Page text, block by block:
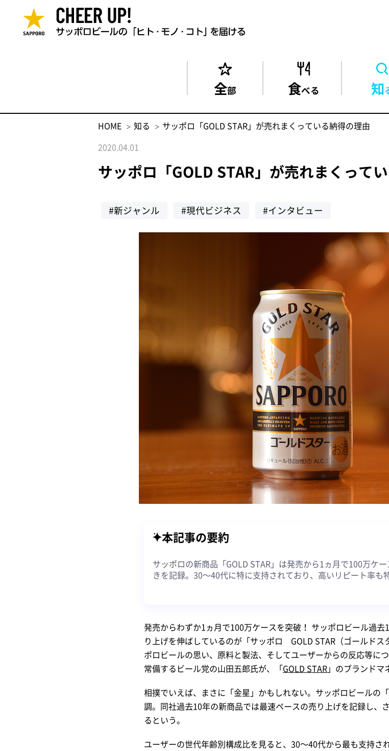
全部 食べる 知
HOME 知る
サッポロ「GOLD STAR」が売れまくっている納得の理由
2020.04.01
サッポロ「GOLD STAR」が売れまくって
#新ジャンル #現代ビジネス #インタビュー
本記事の要約
サッポロの新商品「GOLD STAR」は発売から1ヵ月で100万ケ
きを記録。30～40代に特に支持されており、高いリピート率も
発売からわずか1ヵ月で100万ケースを突破！ サッポロビール過
り上げを伸ばしているのが「サッポロ GOLD STAR（ゴールドス
ポロビールの思い、原料と製法、そしてユーザーからの反応等に
常備するビール党の山田五郎氏が、「GOLD STAR」のブランド
相撲でいえば、まさに「金星」かもしれない。サッポロビールの
調。同社過去10年の新商品では最速ペースの売り上げを記録し、
るという。
ユーザーの世代年齢別構成比を見ると、30～40代から最も支持さ